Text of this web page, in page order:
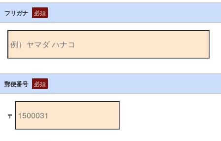
フリガナ 必須
郵便番号 必須
〒